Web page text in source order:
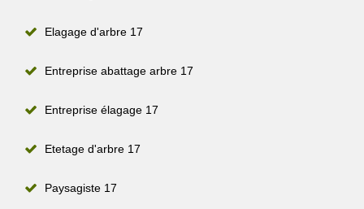
Elagage d'arbre 17
Entreprise abattage arbre 17
Entreprise élagage 17
Etetage d'arbre 17
Paysagiste 17